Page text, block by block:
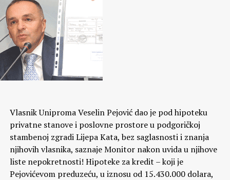
Vlasnik Uniproma Veselin Pejović dao je pod hipoteku
privatne stanove i poslovne prostore u podgoričkoj
stambenoj zgradi Lijepa Kata, bez saglasnosti i znanja
njihovih vlasnika, saznaje Monitor nakon uvida u njihove
liste nepokretnosti! Hipoteke za kredit – koji je
Pejovićevom preduzeću, u iznosu od 15.430.000 dolara,